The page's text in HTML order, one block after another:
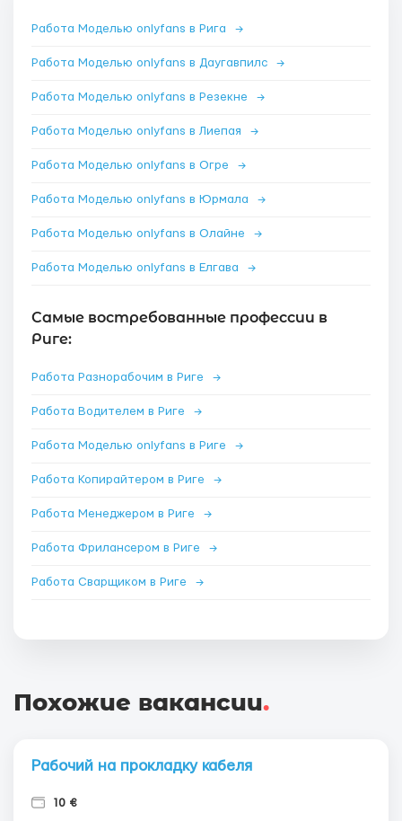
Работа Моделью onlyfans в Рига →
Работа Моделью onlyfans в Даугавпилс →
Работа Моделью onlyfans в Резекне →
Работа Моделью onlyfans в Лиепая →
Работа Моделью onlyfans в Огре →
Работа Моделью onlyfans в Юрмала →
Работа Моделью onlyfans в Олайне →
Работа Моделью onlyfans в Елгава →
Самые востребованные профессии в
Риге:
Работа Разнорабочим в Риге →
Работа Водителем в Риге →
Работа Моделью onlyfans в Риге →
Работа Копирайтером в Риге →
Работа Менеджером в Риге →
Работа Фрилансером в Риге →
Работа Сварщиком в Риге →
Похожие вакансии.
Рабочий на прокладку кабеля
10 €